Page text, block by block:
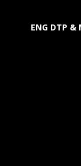
ENG DTP &